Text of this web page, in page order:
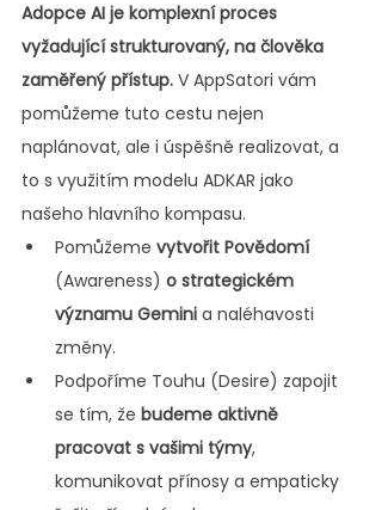
Adopce AI je komplexní proces
vyžadující strukturovaný, na člověka
zaměřený přístup. V AppSatori vám
pomůžeme tuto cestu nejen
naplánovat, ale i úspěšně realizovat, a
to s využitím modelu ADKAR jako
našeho hlavního kompasu.
Pomůžeme vytvořit Povědomí
(Awareness) o strategickém
významu Gemini a naléhavosti
změny.
Podpoříme Touhu (Desire) zapojit
se tím, že budeme aktivně
pracovat s vašimi týmy,
komunikovat přínosy a empaticky